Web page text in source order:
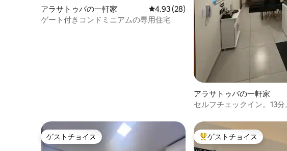
アラサトゥバの一軒家 レビュー28件、5つ星中4.93つ星の平均
4.93 (28)
ゲート付きコンドミニアムの専用住宅
アラサトゥバの一軒家
セルフチェックイン。13
ゲストチョイス
ゲストチョイス 大好評のゲストチョイスで
ゲストチョイス